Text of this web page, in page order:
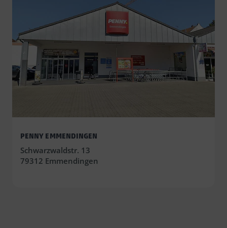
PENNY EMMENDINGEN
Schwarzwaldstr. 13
79312 Emmendingen